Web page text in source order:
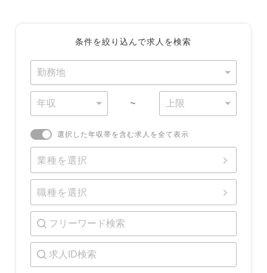
条件を絞り込んで求人を検索
~
選択した年収帯を含む求人を全て表示
業種を選択
職種を選択